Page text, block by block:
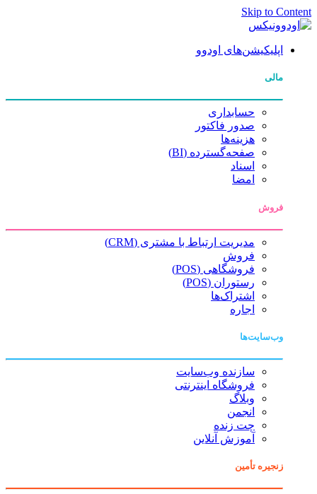
Skip to Content
اپلیکیشن‌های اودوو
مالی
حسابداری
صدور فاکتور
هزینه‌ها
صفحه‌گسترده (BI)
اسناد
امضا
فروش
مدیریت ارتباط با مشتری (CRM)
فروش
فروشگاهی (POS)
رستوران (POS)
اشتراک‌ها
اجاره
وب‌سایت‌ها
سازنده وب‌سایت
فروشگاه اینترنتی
وبلاگ
انجمن
چت زنده
آموزش آنلاین
زنجیره تأمین